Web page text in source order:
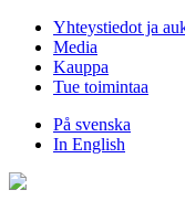
Hyppää
sisältöön
Yhteystiedot ja
Media
Kauppa
Tue toimintaa
På svenska
In English